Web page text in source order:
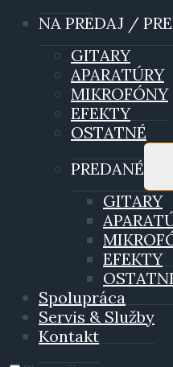
NA PREDAJ /
GITARY
APARATÚRY
MIKROFÓNY
EFEKTY
OSTATNÉ
PREDANÉ
GITARY
EFEKTY
Spolupráca
Servis & Služby
Kontakt